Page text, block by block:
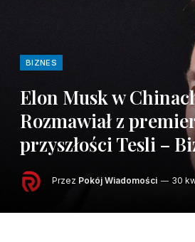
BIZNES
Elon Musk w
Rozmawiał z
przyszłości Tesli –
Przez Pokój Wiadomości 30